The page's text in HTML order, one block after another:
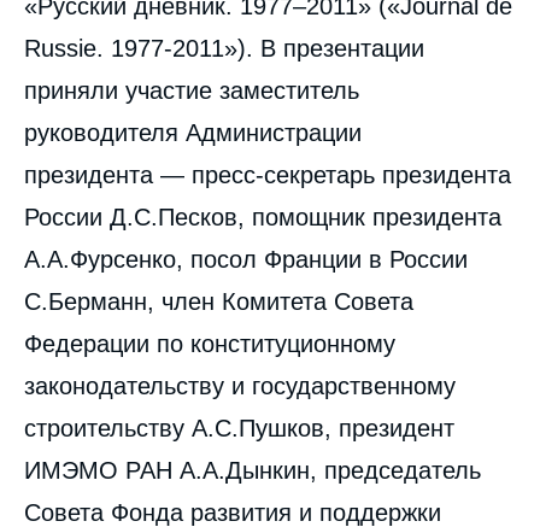
«Русский дневник. 1977–2011» («Journal de
Russie. 1977-2011»). В презентации
приняли участие заместитель
руководителя Администрации
президента — пресс-секретарь президента
России Д.С.Песков, помощник президента
А.А.Фурсенко, посол Франции в России
С.Берманн, член Комитета Совета
Федерации по конституционному
законодательству и государственному
строительству А.С.Пушков, президент
ИМЭМО РАН А.А.Дынкин, председатель
Совета Фонда развития и поддержки